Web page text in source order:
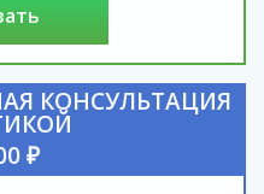
КОНСУЛЬТАЦИЯ
₽